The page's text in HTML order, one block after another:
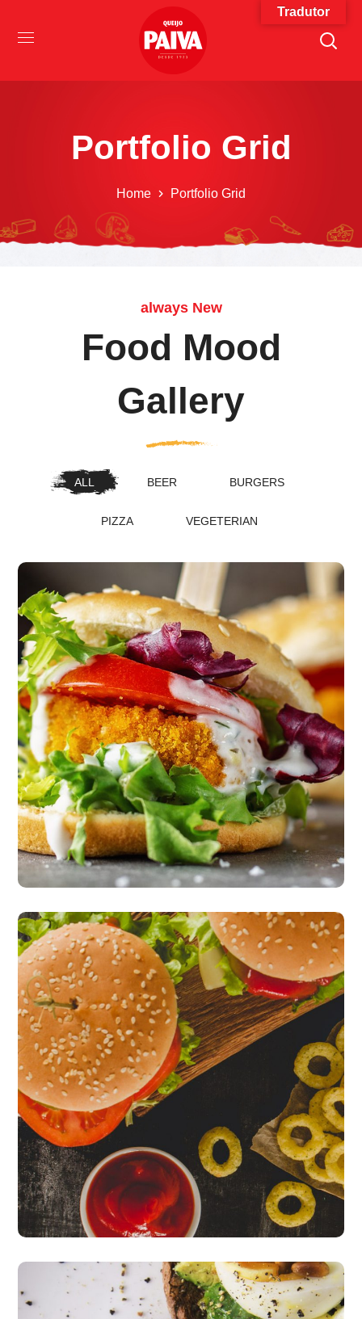
Portfolio Grid
Home Portfolio Grid
always New
Food Mood
Gallery
ALL BEER BURGERS
PIZZA VEGETERIAN
The New American Classic
burgers
Fresh Burgers
burgers
Tradutor